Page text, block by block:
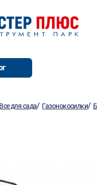
Все для сада/ Газонокосилки/